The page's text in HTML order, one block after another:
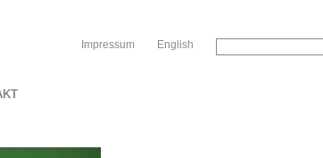
English
Impressum